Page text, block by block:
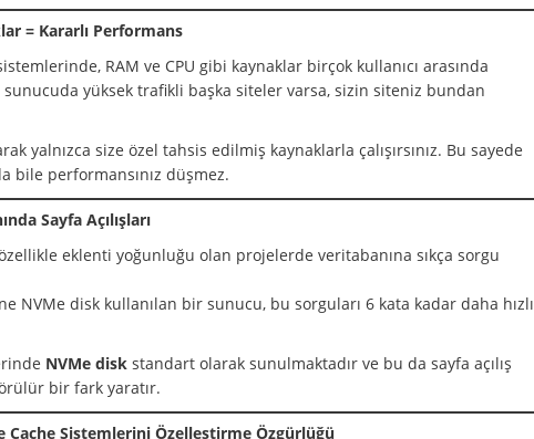
= Kararlı Performans
RAM ve CPU gibi kaynaklar birçok kullanıcı arasında
sunucuda yüksek trafikli başka siteler varsa, sizin siteniz bundan
yalnızca size özel tahsis edilmiş kaynaklarla çalışırsınız. Bu sayede
bile performansınız düşmez.
Sayfa Açılışları
eklenti yoğunluğu olan projelerde veritabanına sıkça sorgu
NVMe disk kullanılan bir sunucu, bu sorguları 6 kata kadar daha hızlı
NVMe disk standart olarak sunulmaktadır ve bu da sayfa açılış
bir fark yaratır.
Cache Sistemlerini Özelleştirme Özgürlüğü